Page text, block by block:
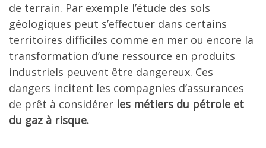
de terrain. Par exemple l’étude des sols
géologiques peut s’effectuer dans certains
territoires difficiles comme en mer ou encore la
transformation d’une ressource en produits
industriels peuvent être dangereux. Ces
dangers incitent les compagnies d’assurances
de prêt à considérer les métiers du pétrole et
du gaz à risque.